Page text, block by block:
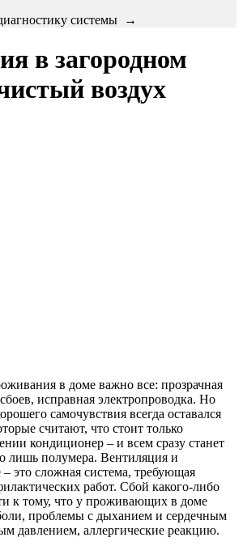
системы →
в загородном
воздух
в доме важно все: прозрачная
исправная электропроводка. Но
самочувствия всегда оставался
считают, что стоит только
кондиционер – и всем сразу станет
лишь полумера. Вентиляция и
это сложная система, требующая
работ. Сбой какого-либо
к тому, что у проживающих в доме
проблемы с дыханием и сердечным
давлением, аллергические реакцию.